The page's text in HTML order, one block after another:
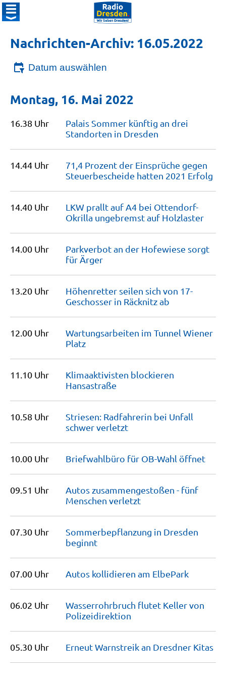
Nachrichten-Archiv: 16.05.2022
Datum auswählen
Montag, 16. Mai 2022
16.38 Uhr
Palais Sommer künftig an drei
Standorten in Dresden
14.44 Uhr
71,4 Prozent der Einsprüche gegen
Steuerbescheide hatten 2021 Erfolg
14.40 Uhr
LKW prallt auf A4 bei Ottendorf-
Okrilla ungebremst auf Holzlaster
14.00 Uhr
Parkverbot an der Hofewiese sorgt
für Ärger
13.20 Uhr
Höhenretter seilen sich von 17-
Geschosser in Räcknitzab
12.00 Uhr
Wartungsarbeiten im Tunnel Wiener
Platz
11.10 Uhr
Klimaaktivisten blockieren
Hansastraße
10.58 Uhr
Striesen: Radfahrerin bei Unfall
schwerverletzt
10.00 Uhr Briefwahlbüro für OB-Wahl öffnet
09.51 Uhr
Autos zusammengestoßen - fünf
Menschen verletzt
07.30 Uhr
Sommerbepflanzung in Dresden
beginnt
07.00 Uhr Autos kollidieren am ElbePark
06.02 Uhr
Wasserrohrbruch flutet Keller von
Polizeidirektion
05.30 Uhr Erneut Warnstreik an Dresdner Kitas